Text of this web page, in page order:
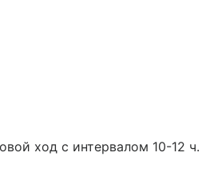
ход с интервалом 10-12 ч.